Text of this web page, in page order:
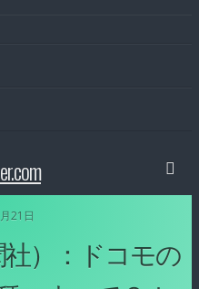
21日
社）：ドコモの